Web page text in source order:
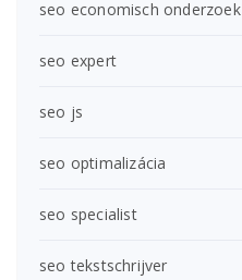
seo economisch onderzoek
seo expert
seo js
seo optimalizácia
seo specialist
seo tekstschrijver